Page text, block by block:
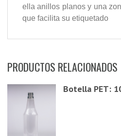
ella anillos planos y una
que facilita su etiquetado
PRODUCTOS RELACIONADOS
Botella PET: